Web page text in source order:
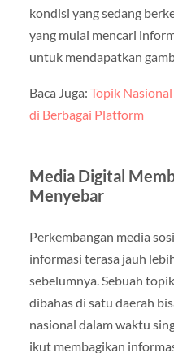
kondisi yang sedang
yang mulai mencari
untuk mendapatkan
Baca Juga: Topik
di Berbagai Platform
Media Digital
Menyebar
Perkembangan media
informasi terasa jauh
sebelumnya. Sebuah
dibahas di satu daerah
nasional dalam waktu
ikut membagikan